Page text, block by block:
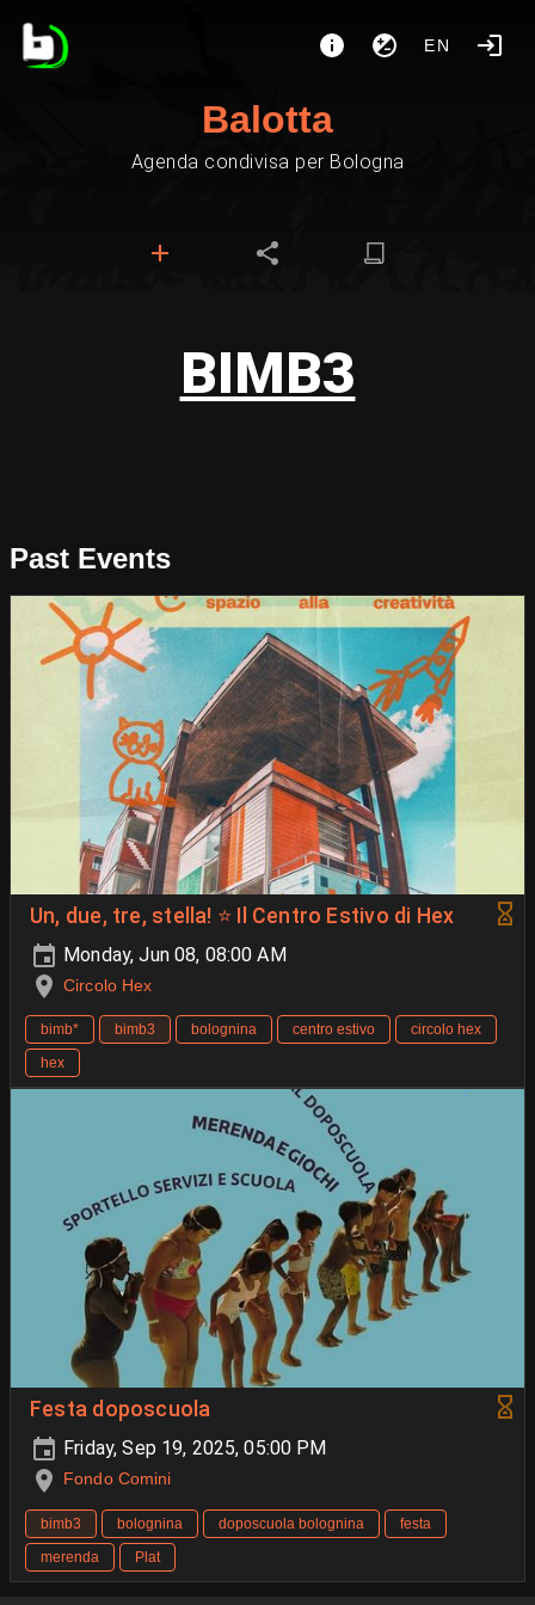
EN
Balotta
Agenda condivisa per Bologna
BIMB3
Past Events
Un, due, tre, stella! ⭐️ Il Centro Estivo di Hex
Monday, Jun 08, 08:00 AM
Circolo Hex
bimb* bimb3 bolognina centro estivo
circolo hex
hex
Festa doposcuola
Friday, Sep 19, 2025, 05:00 PM
Fondo Comini
bimb3 bolognina doposcuola bolognina
festa
merenda
Plat